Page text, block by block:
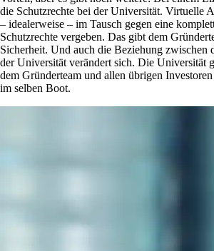
die Schutzrechte bei der Universität. Virtuelle
– idealerweise – im Tausch gegen eine
Schutzrechte vergeben. Das gibt dem
Sicherheit. Und auch die Beziehung zwischen
der Universität verändert sich. Die Universität
dem Gründerteam und allen übrigen
im selben Boot.